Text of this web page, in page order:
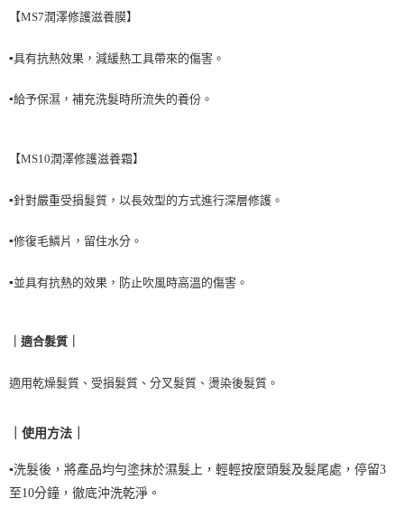
※ 請注意：結帳手續完成當下不需立刻繳費，但若您需要取消訂單，請聯絡
後付繳納相關費用。
※ 交易是否成功請以「AFTEE先享後付 」之結帳頁面顯示為準，若有關於
客戶支援中心」https://netprotections.freshdesk.com/support/home
易，需依本服務之必要範圍內提供個人資料，並將交易相關給付款項請求債
２．關於個人資料處理事宜，請瀏覽以下網址：
「AFTEE先享後付」，若未經同意申辦者引起之損失，本公司不負相關責
４．使用「AFTEE先享後付」時，將依據個別帳號之用戶狀況，依本公司即
恩沛科技股份有限公司將有權停止該用戶之使用額度並採取法律行動。
7-11取貨付款
付款後7-11取貨
每筆NT$90，滿NT$999(含以上)免運費
每筆NT$90，滿NT$999(含以上)免運費
每筆NT$90，滿NT$999(含以上)免運費
貨到付款
【MS7潤澤修護滋養膜】
▪️具有抗熱效果，減緩熱工具帶來的傷害 。
▪️給予保濕，補充洗髮時所流失的養份 。
【MS10潤澤修護滋養霜】
▪️針對嚴重受損髮質，以長效型的方式進行深層修護 。
▪️修復毛鱗片，留住水分 。
▪️並具有抗熱的效果，防止吹風時高溫的傷害 。
｜適合髮質｜
適用乾燥髮質、受損髮質、分叉髮質、燙染後髮質 。
｜使用方法｜
▪️洗髮後，將產品均勻塗抹於濕髮上，輕輕按麼頭髮及髮尾處， 停留3
至10分鐘，徹底沖洗乾淨 。